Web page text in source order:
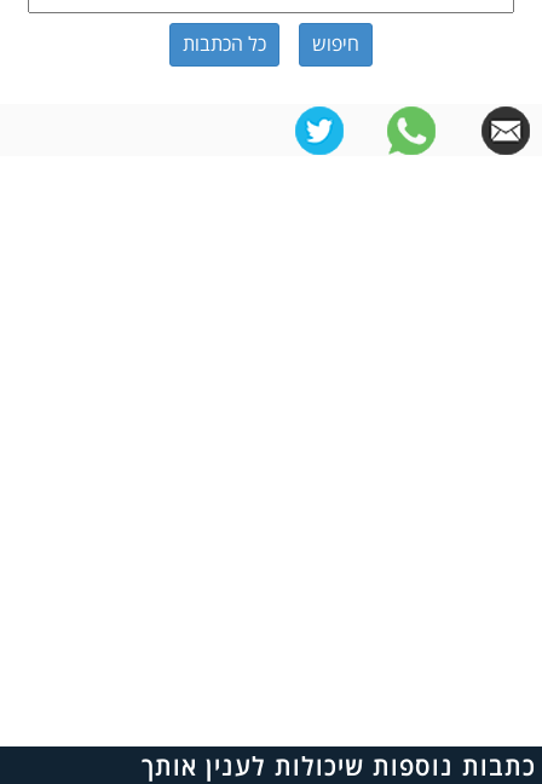
כל הכתבות
כתבות נוספות שיכולות לענין אותך